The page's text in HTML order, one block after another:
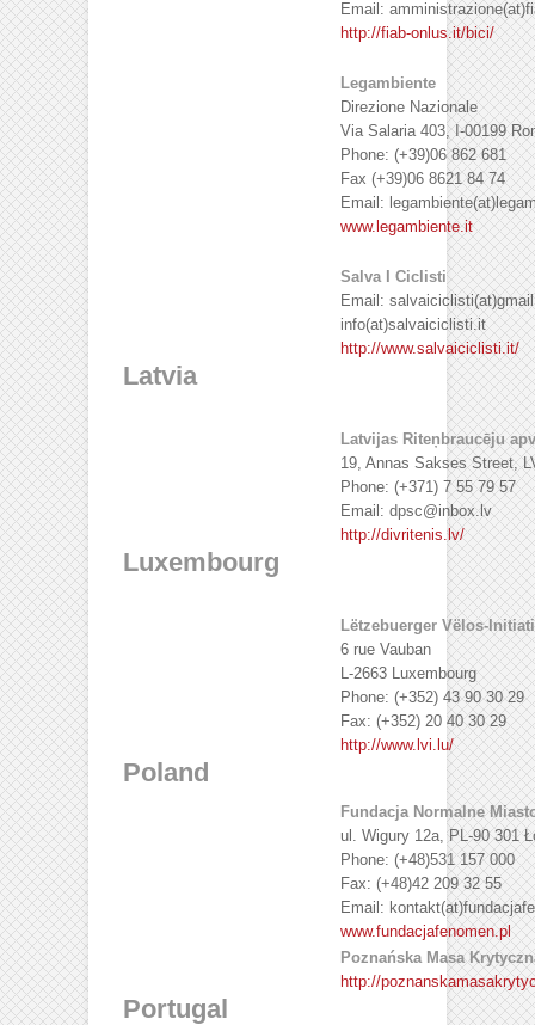
Email:
http://fiab-onlus.it/bici/
Legambiente
Direzione Nazionale
Via Salaria 403, I-00199
Phone: (+39)06 862 681
Fax (+39)06 8621 84 74
Email:
www.legambiente.it
Salva I Ciclisti
Email:
info(at)salvaiciclisti.it
http://www.salvaiciclisti.it/
Latvia
Latvijas Riteņbraucēju
19, Annas Sakses Street,
Phone: (+371) 7 55 79 57
Email: dpsc@inbox.lv
http://divritenis.lv/
Luxembourg
Lëtzebuerger Vëlos-
6 rue Vauban
L-2663 Luxembourg
Phone: (+352) 43 90 30 29
Fax: (+352) 20 40 30 29
http://www.lvi.lu/
Poland
Fundacja Normalne
ul. Wigury 12a, PL-90 301
Phone: (+48)531 157 000
Fax: (+48)42 209 32 55
Email:
www.fundacjafenomen.pl
Poznańska Masa
http://
Portugal